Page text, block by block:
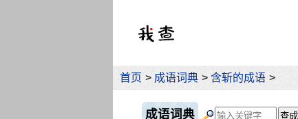
首页 > 成语词典 > 含斩的成语 >
成语词典